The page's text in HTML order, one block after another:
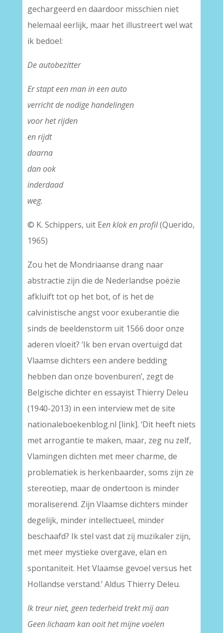
gechargeerd en daardoor misschien niet
helemaal eerlijk, maar het illustreert wel wat
ik bedoel:
De autobezitter
Er stapt een man in een auto
verricht de nodige handelingen
voor het rijden
en rijdt
daarna
dan ook
inderdaad
weg.
© K. Schippers, uit Een klok en profil(Querido,
1965)
Zou het de Mondriaanse drang naar
abstractie zijn die de Nederlandse poëzie
afkluift tot op het bot, of is het de
calvinistische angst voor exuberantie die
sinds de beeldenstorm uit 1566 door onze
aderen vloeit? ‘Ik ben ervan overtuigd dat
Vlaamse dichters een andere bedding
hebben dan onze bovenburen’, zegt de
Belgische dichter en essayist Thierry Deleu
(1940-2013) in een interview met de site
nationaleboekenblog.nl [link]. ‘Dit heeft niets
met arrogantie te maken, maar, zeg nu zelf,
Vlamingen dichten met meer charme, de
problematiek is herkenbaarder, soms zijn ze
stereotiep, maar de ondertoon is minder
moraliserend. Zijn Vlaamse dichters minder
degelijk, minder intellectueel, minder
beschaafd? Ik stel vast dat zij muzikaler zijn,
met meer mystieke overgave, elan en
spontaniteit. Het Vlaamse gevoel versus het
Hollandse verstand.’ Aldus Thierry Deleu.
Ik treur niet, geen tederheid trekt mij aan
Geen lichaam kan ooit het mijne voelen